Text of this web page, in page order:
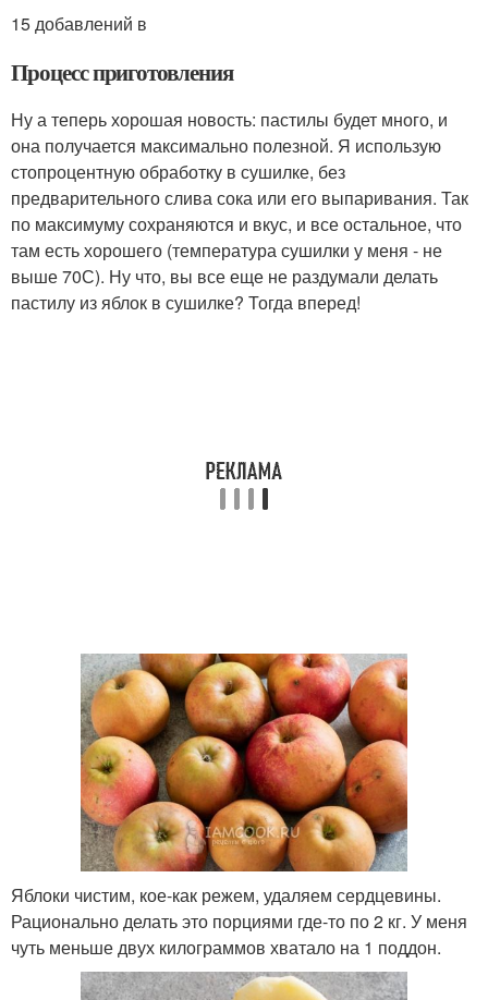
15 добавлений в
Процесс приготовления
Ну а теперь хорошая новость: пастилы будет много, и
она получается максимально полезной. Я использую
стопроцентную обработку в сушилке, без
предварительного слива сока или его выпаривания. Так
по максимуму сохраняются и вкус, и все остальное, что
там есть хорошего (температура сушилки у меня - не
выше 70С). Ну что, вы все еще не раздумали делать
пастилу из яблок в сушилке? Тогда вперед!
Яблоки чистим, кое-как режем, удаляем сердцевины.
Рационально делать это порциями где-то по 2 кг. У меня
чуть меньше двух килограммов хватало на 1 поддон.